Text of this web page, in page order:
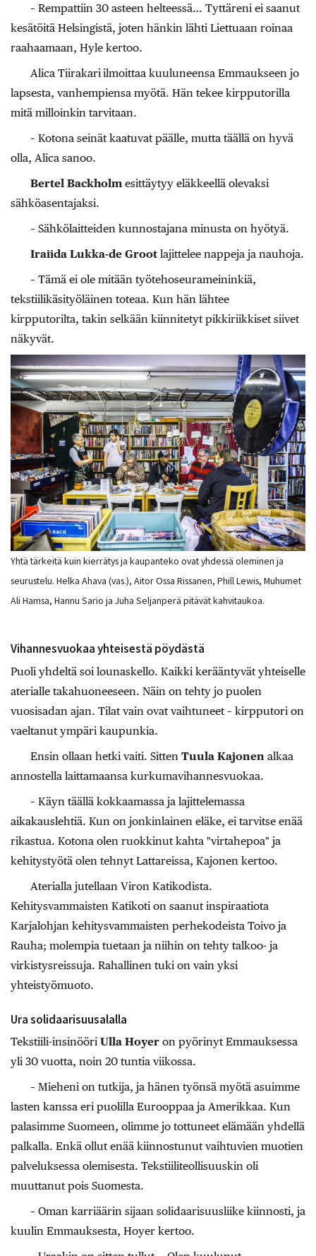
– Rempattiin 30 asteen helteessä… Tyttäreni ei saanut
kesätöitä Helsingistä, joten hänkin lähti Liettuaan roinaa
raahaamaan, Hyle kertoo.
Alica Tiirakariilmoittaa kuuluneensa Emmaukseen jo
lapsesta, vanhempiensa myötä. Hän tekee kirpputorilla
mitä milloinkin tarvitaan.
– Kotona seinät kaatuvat päälle, mutta täällä on hyvä
olla, Alica sanoo.
Bertel Backholm esittäytyy eläkkeellä olevaksi
sähköasentajaksi.
– Sähkölaitteiden kunnostajana minusta on hyötyä.
Iraiida Lukka-de Groot lajittelee nappeja ja nauhoja.
– Tämä ei ole mitään työtehoseurameininkiä,
tekstiilikäsityöläinen toteaa. Kun hän lähtee
kirpputorilta, takin selkään kiinnitetyt pikkiriikkiset siivet
näkyvät.
Yhtä tärkeitä kuin kierrätys ja kaupanteko ovat yhdessä oleminen ja
seurustelu. Helka Ahava (vas.), Aitor Ossa Rissanen, Phill Lewis, Muhumet
Ali Hamsa, Hannu Sario ja Juha Seljanperä pitävät kahvitaukoa.
Vihannesvuokaa yhteisestä pöydästä
Puoli yhdeltä soi lounaskello. Kaikki kerääntyvät yhteiselle
aterialle takahuoneeseen. Näin on tehty jo puolen
vuosisadan ajan. Tilat vain ovat vaihtuneet – kirpputori on
vaeltanut ympäri kaupunkia.
Ensin ollaan hetki vaiti. Sitten Tuula Kajonen alkaa
annostella laittamaansa kurkumavihannesvuokaa.
– Käyn täällä kokkaamassa ja lajittelemassa
aikakauslehtiä. Kun on jonkinlainen eläke, ei tarvitse enää
rikastua. Kotona olen ruokkinut kahta "virtahepoa" ja
kehitystyötä olen tehnyt Lattareissa, Kajonen kertoo.
Aterialla jutellaan Viron Katikodista.
Kehitysvammaisten Katikoti on saanut inspiraatiota
Karjalohjan kehitysvammaisten perhekodeista Toivo ja
Rauha; molempia tuetaan ja niihin on tehty talkoo- ja
virkistysreissuja. Rahallinen tuki on vain yksi
yhteistyömuoto.
Ura solidaarisuusalalla
Tekstiili-insinööri Ulla Hoyer on pyörinyt Emmauksessa
yli 30 vuotta, noin 20 tuntia viikossa.
– Mieheni on tutkija, ja hänen työnsä myötä asuimme
lasten kanssa eri puolilla Eurooppaa ja Amerikkaa. Kun
palasimme Suomeen, olimme jo tottuneet elämään yhdellä
palkalla. Enkä ollut enää kiinnostunut vaihtuvien muotien
palveluksessa olemisesta. Tekstiiliteollisuuskin oli
muuttanut pois Suomesta.
– Oman karriäärin sijaan solidaarisuusliike kiinnosti, ja
kuulin Emmauksesta, Hoyer kertoo.